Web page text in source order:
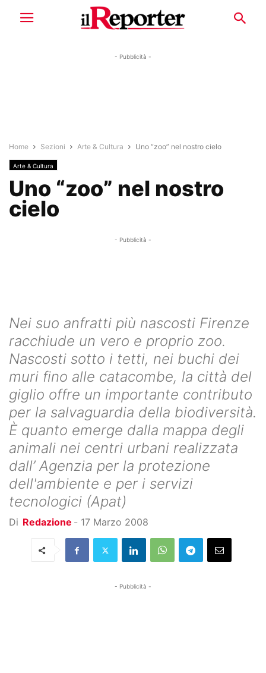
- Pubblicità -
Home Sezioni Arte & Cultura Uno “zoo” nel nostro cielo
Arte & Cultura
Uno “zoo” nel nostro
cielo
- Pubblicità -
Nei suo anfratti più nascosti Firenze
racchiude un vero e proprio zoo.
Nascosti sotto i tetti, nei buchi dei
muri fino alle catacombe, la città del
giglio offre un importante contributo
per la salvaguardia della biodiversità.
È quanto emerge dalla mappa degli
animali nei centri urbani realizzata
dall’ Agenzia per la protezione
dell'ambiente e per i servizi
tecnologici (Apat)
Di Redazione - 17 Marzo 2008
- Pubblicità -